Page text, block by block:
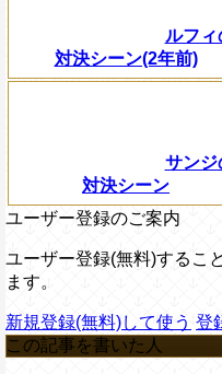
ルフィ
対決シーン(2年前)
サンジ
対決シーン
ユーザー登録のご案内
ユーザー登録(無料)するこ
ます。
新規登録(無料)して使う 登
この記事を書いた人